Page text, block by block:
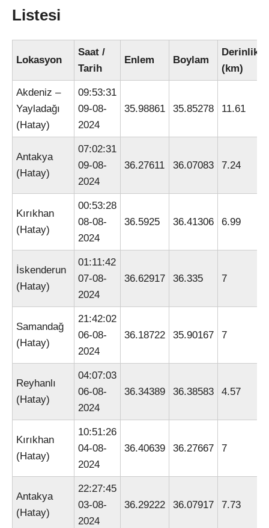
Listesi
Lokasyon
Saat /
Tarih
Enlem Boylam
Derinlik
(km)
Akdeniz –
Yayladağı
(Hatay)
09:53:31
09-08-
2024
35.98861 35.85278 11.61
Antakya
(Hatay)
07:02:31
09-08-
2024
36.27611 36.07083 7.24
Kırıkhan
(Hatay)
00:53:28
08-08-
2024
36.5925 36.41306 6.99
İskenderun
(Hatay)
01:11:42
07-08-
2024
36.62917 36.335 7
Samandağ
(Hatay)
21:42:02
06-08-
2024
36.18722 35.90167 7
Reyhanlı
(Hatay)
04:07:03
06-08-
2024
36.34389 36.38583 4.57
Kırıkhan
(Hatay)
10:51:26
04-08-
2024
36.40639 36.27667 7
Antakya
(Hatay)
22:27:45
03-08-
2024
36.29222 36.07917 7.73